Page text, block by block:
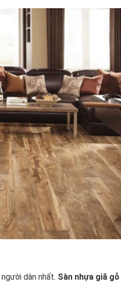
dân nhất. Sàn nhựa giã gỗ